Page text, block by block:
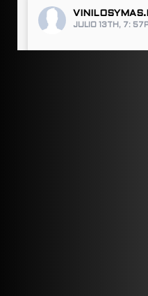
JULIO 13TH, 7: